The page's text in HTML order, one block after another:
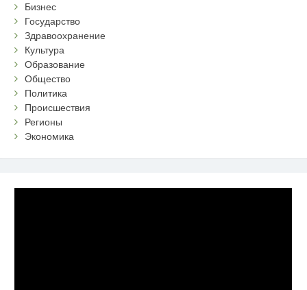
Бизнес
Государство
Здравоохранение
Культура
Образование
Общество
Политика
Происшествия
Регионы
Экономика